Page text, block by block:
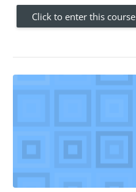
Click to enter this course